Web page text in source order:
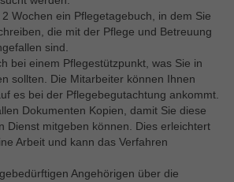
Wochen ein Pflegetagebuch, in dem Sie
die mit der Pflege und Betreuung
sind.
bei einem Pflegestützpunkt, was Sie in
sollten. Die Mitarbeiter können Ihnen
es bei der Pflegebegutachtung ankommt.
Dokumenten Kopien, damit Sie diese
Dienst mitgeben können. Dies erleichtert
Arbeit und kann das Verfahren
Angehörigen über die